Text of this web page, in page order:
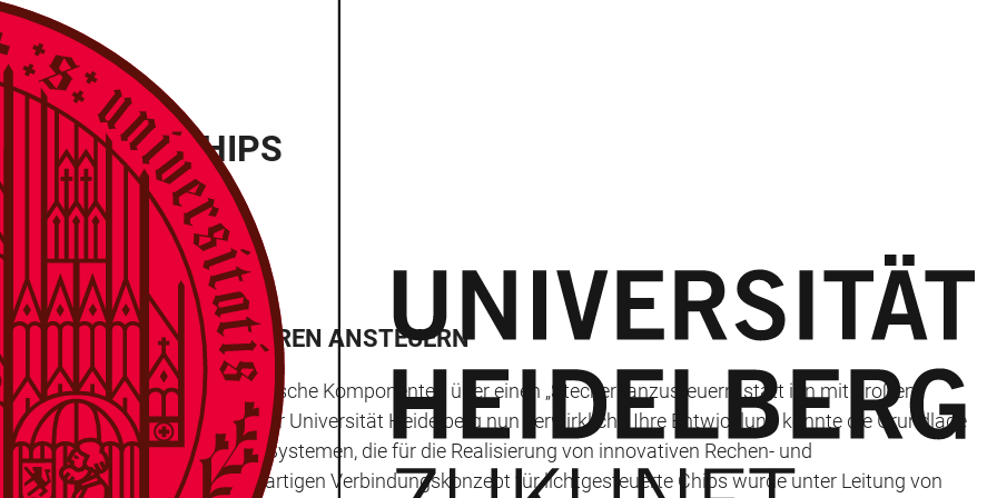
CHIPS
PROZESSOREN ANSTEUERN
ebenso einfach wie elektronische Komponenten über einen „Stecker“ anzusteuern, statt ihn mit großem
Physiker und Chemiker der Universität Heidelberg nun verwirklicht. Ihre Entwicklung könnte die Grundlage
photonischen integrierten Systemen, die für die Realisierung von innovativen Rechen- und
Forschung an diesem neuartigen Verbindungskonzept für lichtgesteuerte Chips wurde unter Leitung von